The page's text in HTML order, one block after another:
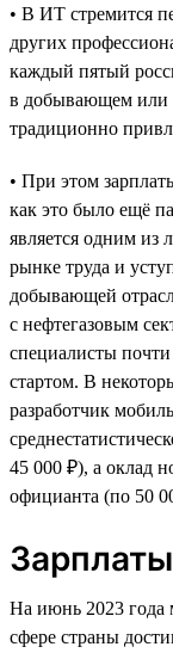
• В ИТ стремится
других
каждый пятый
в добывающем или
традиционно
• При этом
как это было ещё
является одним из
рынке труда и
добывающей
с нефтегазовым
специалисты
стартом. В
разработчик
45 000 ₽), а оклад
официанта (по 50
Зарплаты
На июнь 2023 года
сфере страны